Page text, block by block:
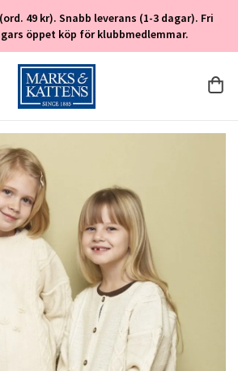
49 kr). Snabb leverans (1-3 dagar). Fri
öppet köp för klubbmedlemmar.